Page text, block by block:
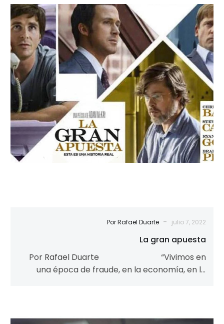
La
gran
apuesta
Por Rafael Duarte - julio 7, 2022
La gran apuesta
Por Rafael Duarte “Vivimos en
una época de fraude, en la economía, en la